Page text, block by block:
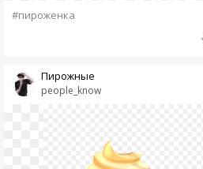
#пироженка
people_know
Пирожные